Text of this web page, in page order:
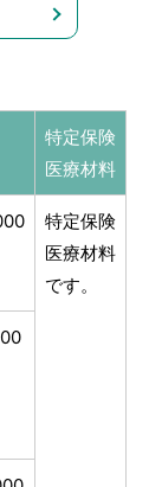
特定保険
医療材料
特定保険
医療材料
です。